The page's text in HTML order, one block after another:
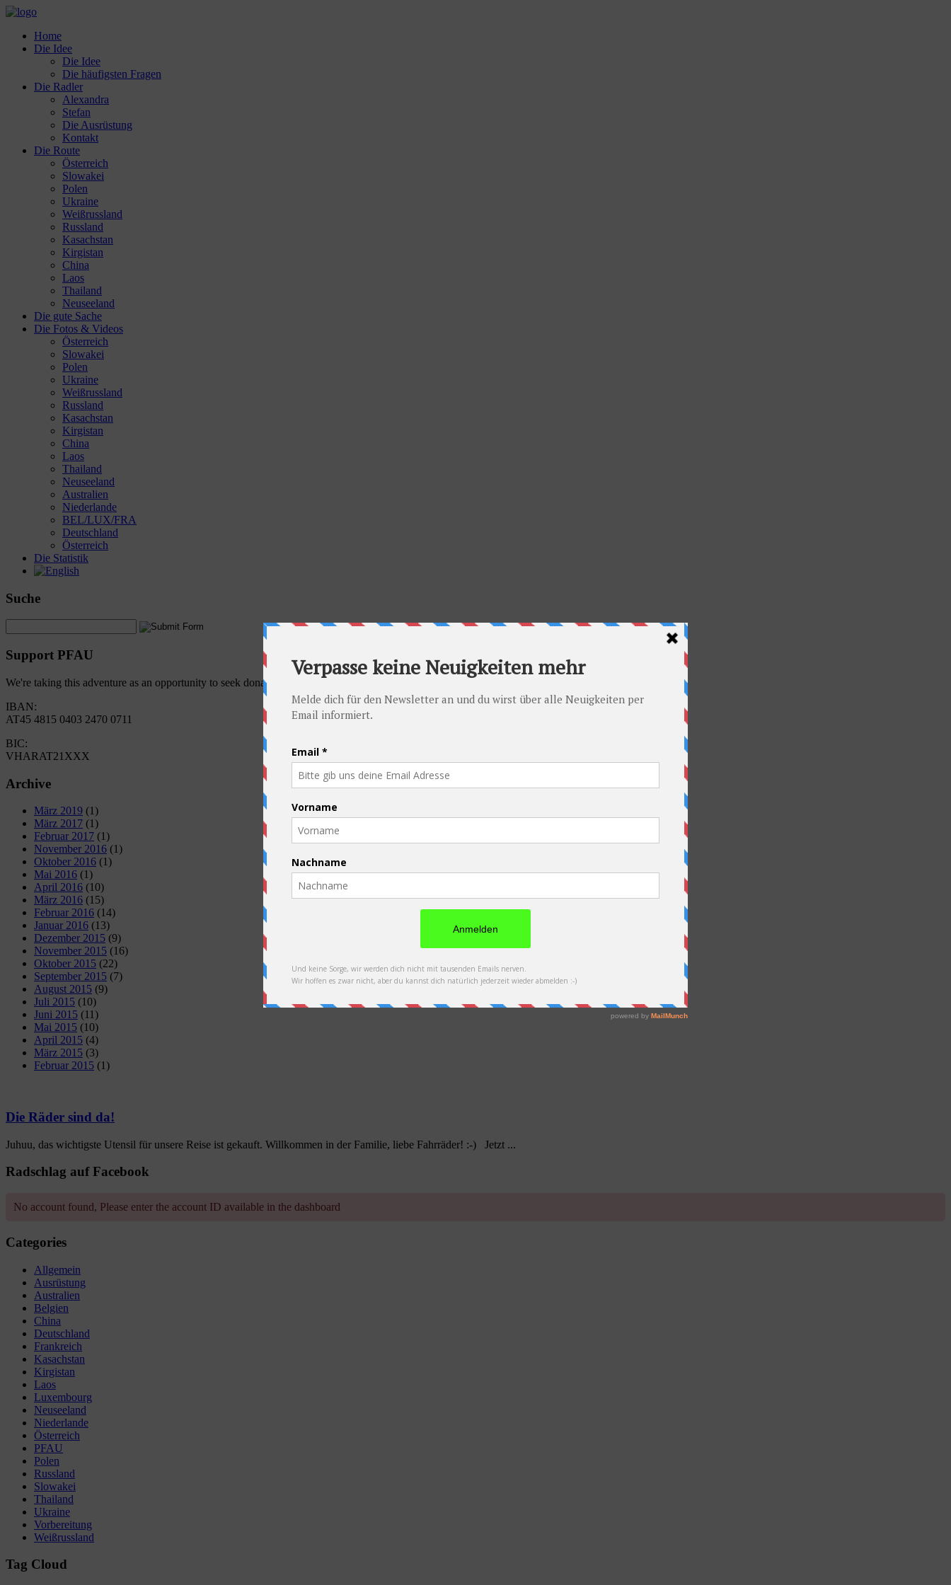
Home
Die Idee
Die Idee
Die häufigsten Fragen
Die Radler
Alexandra
Stefan
Die Ausrüstung
Kontakt
Die Route
Österreich
Slowakei
Polen
Ukraine
Weißrussland
Russland
Kasachstan
Kirgistan
China
Laos
Thailand
Neuseeland
Die gute Sache
Die Fotos & Videos
Österreich
Slowakei
Polen
Ukraine
Weißrussland
Russland
Kasachstan
Kirgistan
China
Laos
Thailand
Neuseeland
Australien
Niederlande
BEL/LUX/FRA
Deutschland
Österreich
Die Statistik
Suche
Support PFAU
We're taking this adventure as an opportunity to seek donations for PFAU - Promise Foundation Austria
IBAN:
AT45 4815 0403 2470 0711
BIC:
VHARAT21XXX
Archive
März 2019 (1)
März 2017 (1)
Februar 2017 (1)
November 2016 (1)
Oktober 2016 (1)
Mai 2016 (1)
April 2016 (10)
März 2016 (15)
Februar 2016 (14)
Januar 2016 (13)
Dezember 2015 (9)
November 2015 (16)
Oktober 2015 (22)
September 2015 (7)
August 2015 (9)
Juli 2015 (10)
Juni 2015 (11)
Mai 2015 (10)
April 2015 (4)
März 2015 (3)
Februar 2015 (1)
Die Räder sind da!
Juhuu, das wichtigste Utensil für unsere Reise ist gekauft. Willkommen in der Familie, liebe Fahrräder! :-) Jetzt ...
Radschlag auf Facebook
No account found, Please enter the account ID available in the dashboard
Categories
Allgemein
Ausrüstung
Australien
Belgien
China
Deutschland
Frankreich
Kasachstan
Kirgistan
Laos
Luxembourg
Neuseeland
Niederlande
Österreich
PFAU
Polen
Russland
Slowakei
Thailand
Ukraine
Vorbereitung
Weißrussland
Tag Cloud